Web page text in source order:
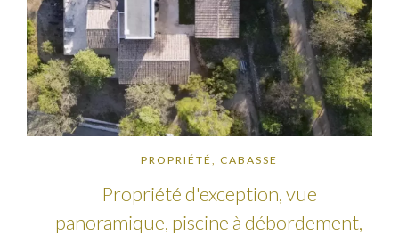
PROPRIÉTÉ, CABASSE
Propriété d'exception, vue
panoramique, piscine à débordement,